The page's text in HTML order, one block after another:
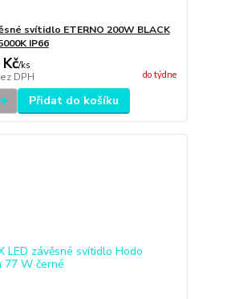
svítidlo ETERNO 200W BLACK
IP66
/ks
DPH do týdne
Přidat do košíku